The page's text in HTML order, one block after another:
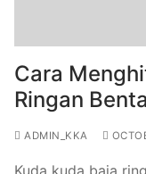
Cara
Ringan
ADMIN_KKA
Kuda kuda baja